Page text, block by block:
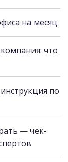
на месяц
что
по
— чек-